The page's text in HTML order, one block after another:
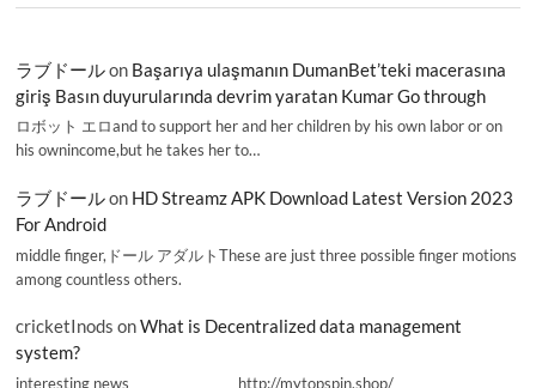
ラブドールon Başarıya ulaşmanın DumanBet’teki macerasına
giriş Basın duyurularında devrim yaratan Kumar Go through
ロボット エロand to support her and her children by his own labor or on
his ownincome,but he takes her to…
ラブドールon HD Streamz APK Download Latest Version 2023
For Android
middle finger,ドール アダルトThese are just three possible finger motions
among countless others.
cricketInods onWhat is Decentralized data management
system?
interesting news _________________ http://mytopspin.shop/